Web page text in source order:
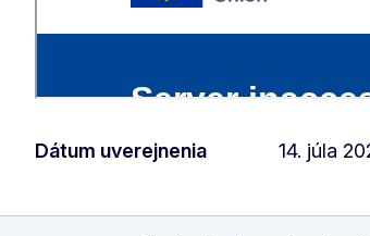
Dátum uverejnenia 14. júla